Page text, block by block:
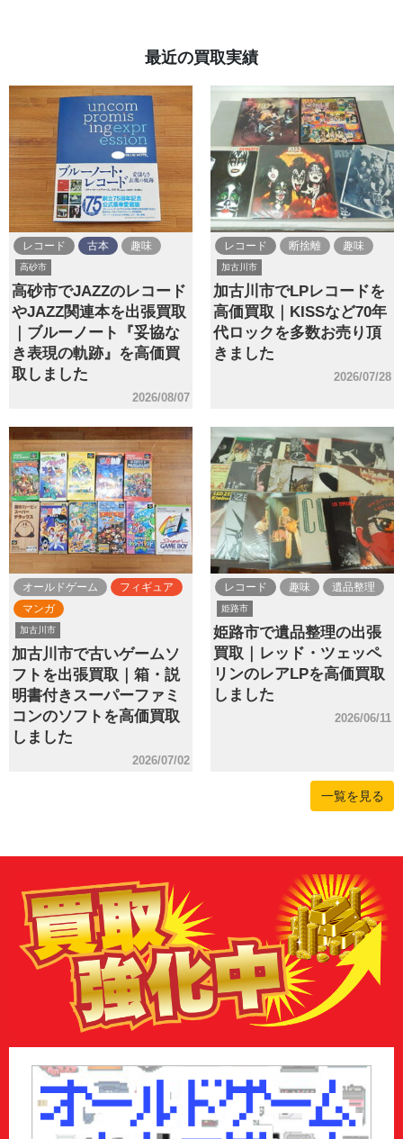
最近の買取実績
レコード 古本 趣味
高砂市
高砂市でJAZZのレコード
やJAZZ関連本を出張買取
｜ブルーノート『妥協な
き表現の軌跡』を高価買
取しました
2026/08/07
レコード 断捨離 趣味
加古川市
加古川市でLPレコードを
高価買取｜KISSなど70年
代ロックを多数お売り頂
きました
2026/07/28
オールドゲーム
フィギュア
マンガ
加古川市
加古川市で古いゲームソ
フトを出張買取｜箱・説
明書付きスーパーファミ
コンのソフトを高価買取
しました
2026/07/02
レコード 趣味 遺品整理
姫路市
姫路市で遺品整理の出張
買取｜レッド・ツェッペ
リンのレアLPを高価買取
しました
2026/06/11
一覧を見る